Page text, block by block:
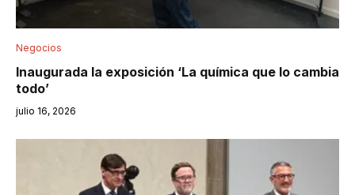
Negocios
Inaugurada la exposición ‘La química que lo cambia
todo’
julio 16, 2026